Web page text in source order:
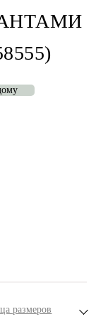
размеров